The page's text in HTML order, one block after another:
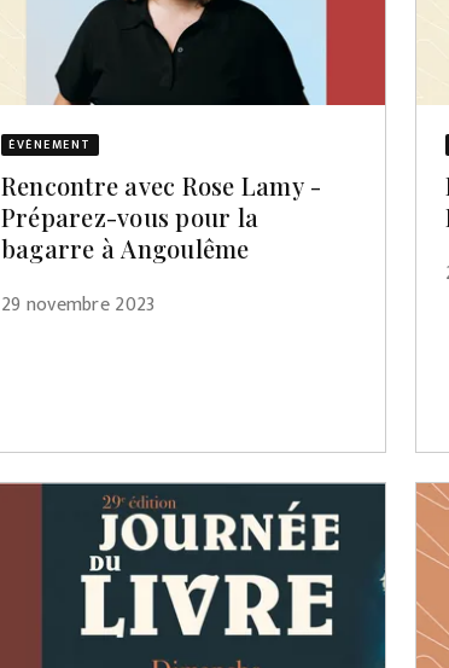
ÉVÈNEMENT
Rencontre avec Rose Lamy -
Préparez-vous pour la
bagarre à Angoulême
29 novembre 2023